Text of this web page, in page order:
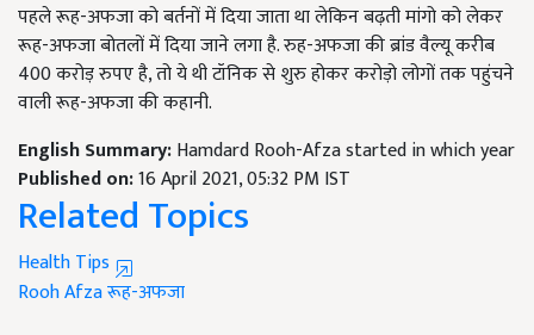
पहले रूह-अफजा को बर्तनों में दिया जाता था लेकिन बढ़ती मांगो को लेकर
रूह-अफजा बोतलों में दिया जाने लगा है. रुह-अफजा की ब्रांड वैल्यू करीब
400 करोड़ रुपए है, तो ये थी टॉनिक से शुरु होकर करोड़ो लोगों तक पहुंचने
वाली रूह-अफजा की कहानी.
English Summary:Hamdard Rooh-Afza started in which year
Published on:16 April 2021, 05:32 PM IST
Related Topics
Health Tips
Rooh Afzaरूह-अफजा